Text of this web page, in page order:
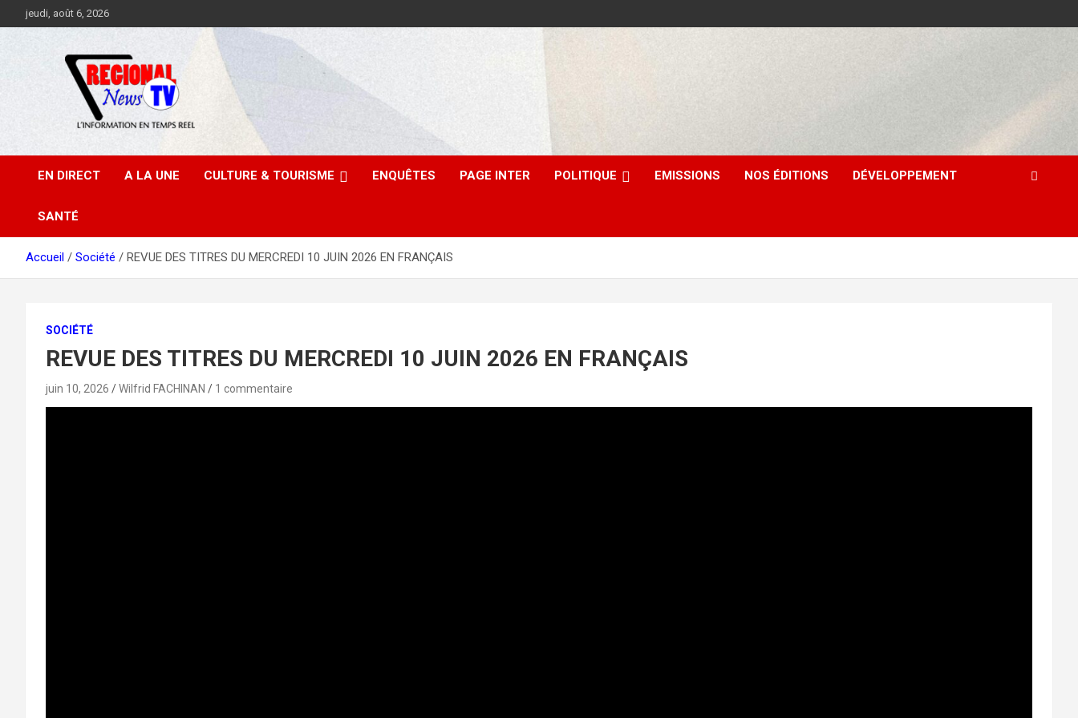
au
jeudi, août 6, 2026
EN DIRECT A LA UNE CULTURE & TOURISME ENQUÊTES PAGE INTER POLITIQUE EMISSIONS NOS ÉDITIONS DÉVELOPPEMENT
SANTÉ
Accueil Société REVUE DES TITRES DU MERCREDI 10 JUIN 2026 EN FRANÇAIS
SOCIÉTÉ
REVUE DES TITRES DU MERCREDI 10 JUIN 2026 EN FRANÇAIS
juin 10, 2026 Wilfrid FACHINAN 1 commentaire